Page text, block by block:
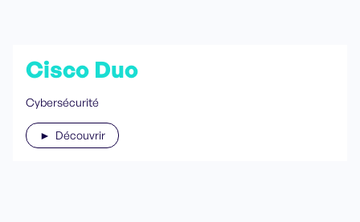
Cisco Duo
Cybersécurité
► Découvrir